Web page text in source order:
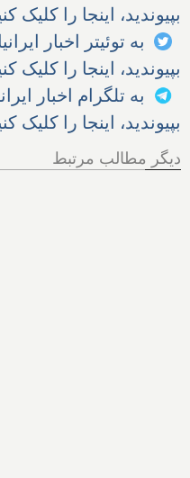
بپیوندید، اینجا را کلیک
به توئیتر اخبار
بپیوندید، اینجا را کلیک
به تلگرام اخبار
بپیوندید، اینجا را کلیک
دیگر مطالب مرتبط